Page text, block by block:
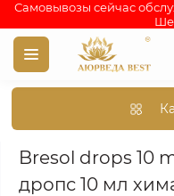
Самовывозы сейчас
Аюрведа каталог
Bresol drops 10
дропс 10 мл